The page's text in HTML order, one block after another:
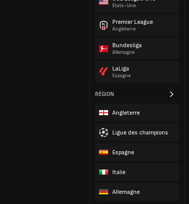
États-Unis
Premier League
Angleterre
Bundesliga
Allemagne
LaLiga
Espagne
RÉGION
Angleterre
Ligue des champions
Espagne
Italie
Allemagne